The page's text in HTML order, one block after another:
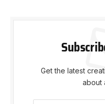
Get the latest
about